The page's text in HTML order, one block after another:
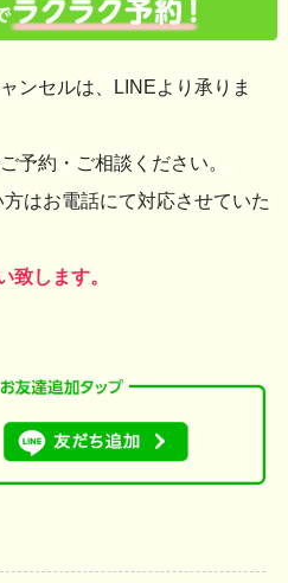
ンセルは、LINEより承りま
予約・ご相談ください。
はお電話にて対応させていた
致します。